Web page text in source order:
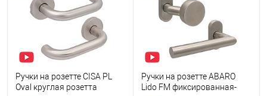
Ручки на розетте CISA PL
Oval круглая розетта
Ручки на розетте ABARO
Lido FM фиксированная-